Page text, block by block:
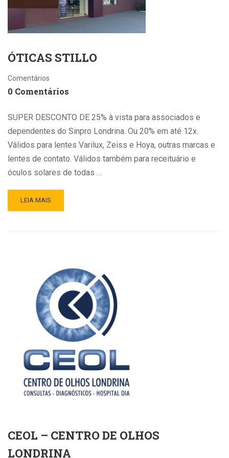
ÓTICAS STILLO
Comentários
0 Comentários
SUPER DESCONTO DE 25% à vista para associados e
dependentes do Sinpro Londrina. Ou 20% em até 12x.
Válidos para lentes Varilux, Zeiss e Hoya, outras marcas e
lentes de contato. Válidos também para receituário e
óculos solares de todas …
LEIA MAIS
CEOL – CENTRO DE OLHOS
LONDRINA